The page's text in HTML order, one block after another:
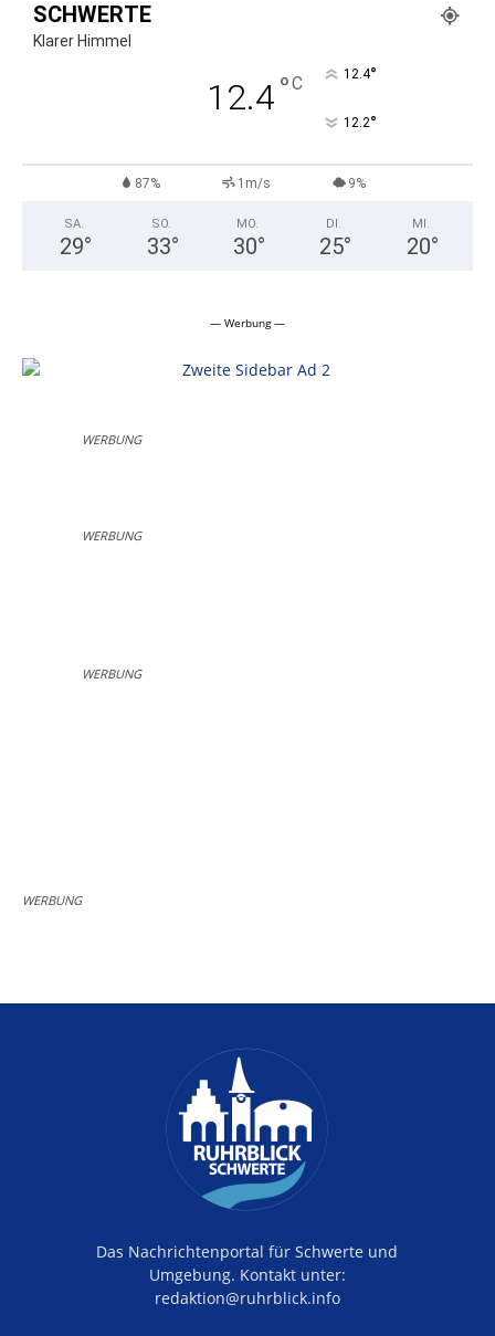
SCHWERTE
Klarer Himmel
12.4°C 12.4°
12.2°
87% 1m/s 9%
SA.
29°
SO.
33°
MO.
30°
DI.
25°
MI.
20°
— Werbung —
WERBUNG
WERBUNG
WERBUNG
WERBUNG
Das Nachrichtenportal für Schwerte und
Umgebung. Kontakt unter:
redaktion@ruhrblick.info